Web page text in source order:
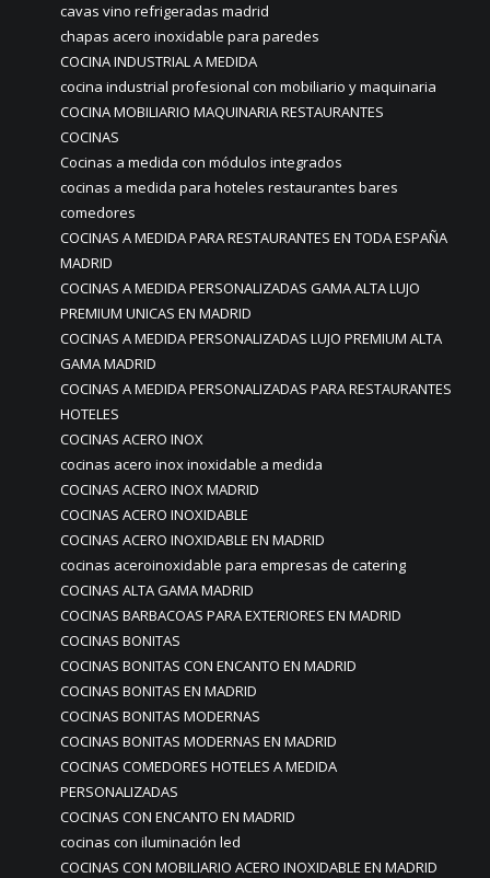
cavas vino refrigeradas madrid
chapas acero inoxidable para paredes
COCINA INDUSTRIAL A MEDIDA
cocina industrial profesional con mobiliario y maquinaria
COCINA MOBILIARIO MAQUINARIA RESTAURANTES
COCINAS
Cocinas a medida con módulos integrados
cocinas a medida para hoteles restaurantes bares
comedores
COCINAS A MEDIDA PARA RESTAURANTES EN TODA ESPAÑA
MADRID
COCINAS A MEDIDA PERSONALIZADAS GAMA ALTA LUJO
PREMIUM UNICAS EN MADRID
COCINAS A MEDIDA PERSONALIZADAS LUJO PREMIUM ALTA
GAMA MADRID
COCINAS A MEDIDA PERSONALIZADAS PARA RESTAURANTES
HOTELES
COCINAS ACERO INOX
cocinas acero inox inoxidable a medida
COCINAS ACERO INOX MADRID
COCINAS ACERO INOXIDABLE
COCINAS ACERO INOXIDABLE EN MADRID
cocinas aceroinoxidable para empresas de catering
COCINAS ALTA GAMA MADRID
COCINAS BARBACOAS PARA EXTERIORES EN MADRID
COCINAS BONITAS
COCINAS BONITAS CON ENCANTO EN MADRID
COCINAS BONITAS EN MADRID
COCINAS BONITAS MODERNAS
COCINAS BONITAS MODERNAS EN MADRID
COCINAS COMEDORES HOTELES A MEDIDA
PERSONALIZADAS
COCINAS CON ENCANTO EN MADRID
cocinas con iluminación led
COCINAS CON MOBILIARIO ACERO INOXIDABLE EN MADRID